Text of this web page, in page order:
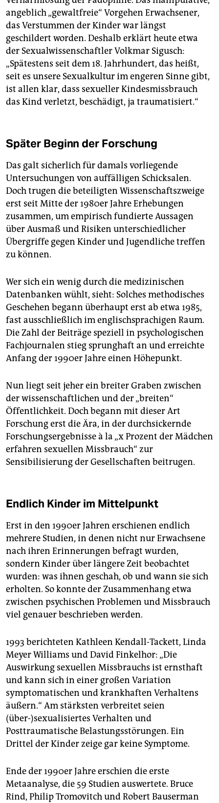
angeblich „gewaltfreie“ Vorgehen Erwachsener,
das Verstummen der Kinder war längst
geschildert worden. Deshalb erklärt heute etwa
der Sexualwissenschaftler Volkmar Sigusch:
„Spätestens seit dem 18. Jahrhundert, das heißt,
seit es unsere Sexualkultur im engeren Sinne gibt,
ist allen klar, dass sexueller Kindesmissbrauch
das Kind verletzt, beschädigt, ja traumatisiert.“
Später Beginn der Forschung
Das galt sicherlich für damals vorliegende
Untersuchungen von auffälligen Schicksalen.
Doch trugen die beteiligten Wissenschaftszweige
erst seit Mitte der 1980er Jahre Erhebungen
zusammen, um empirisch fundierte Aussagen
über Ausmaß und Risiken unterschiedlicher
Übergriffe gegen Kinder und Jugendliche treffen
zu können.
Wer sich ein wenig durch die medizinischen
Datenbanken wühlt, sieht: Solches methodisches
Geschehen begann überhaupt erst ab etwa 1985,
fast ausschließlich im englischsprachigen Raum.
Die Zahl der Beiträge speziell in psychologischen
Fachjournalen stieg sprunghaft an und erreichte
Anfang der 1990er Jahre einen Höhepunkt.
Nun liegt seit jeher ein breiter Graben zwischen
der wissenschaftlichen und der „breiten“
Öffentlichkeit. Doch begann mit dieser Art
Forschung erst die Ära, in der durchsickernde
Forschungsergebnisse à la „x Prozent der Mädchen
erfahren sexuellen Missbrauch“ zur
Sensibilisierung der Gesellschaften beitrugen.
Endlich Kinder im Mittelpunkt
Erst in den 1990er Jahren erschienen endlich
mehrere Studien, in denen nicht nur Erwachsene
nach ihren Erinnerungen befragt wurden,
sondern Kinder über längere Zeit beobachtet
wurden: was ihnen geschah, ob und wann sie sich
erholten. So konnte der Zusammenhang etwa
zwischen psychischen Problemen und Missbrauch
viel genauer beschrieben werden.
1993 berichteten Kathleen Kendall-Tackett, Linda
Meyer Williams und David Finkelhor: „Die
Auswirkung sexuellen Missbrauchs ist ernsthaft
und kann sich in einer großen Variation
symptomatischen und krankhaften Verhaltens
äußern.“ Am stärksten verbreitet seien
(über-)sexualisiertes Verhalten und
Posttraumatische Belastungsstörungen. Ein
Drittel der Kinder zeige gar keine Symptome.
Ende der 1990er Jahre erschien die erste
Metaanalyse, die 59 Studien auswertete. Bruce
Rind, Philip Tromovitch und Robert Bauserman